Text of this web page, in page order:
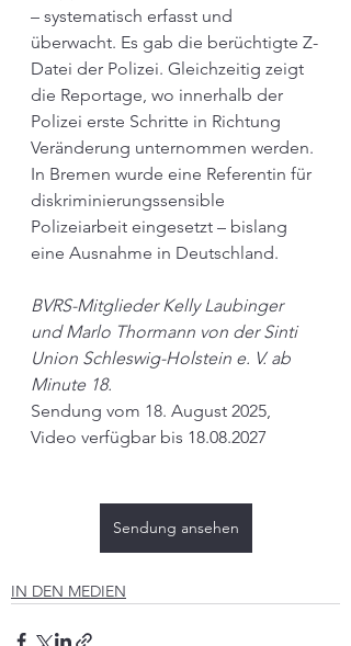
– systematisch erfasst und
überwacht. Es gab die berüchtigte Z-
Datei der Polizei. Gleichzeitig zeigt
die Reportage, wo innerhalb der
Polizei erste Schritte in Richtung
Veränderung unternommen werden.
In Bremen wurde eine Referentin für
diskriminierungssensible
Polizeiarbeit eingesetzt – bislang
eine Ausnahme in Deutschland.
BVRS-Mitglieder Kelly Laubinger
und Marlo Thormann von der Sinti
Union Schleswig-Holstein e. V. ab
Minute 18.
Sendung vom 18. August 2025,
Video verfügbar bis 18.08.2027
Sendung ansehen
IN DEN MEDIEN